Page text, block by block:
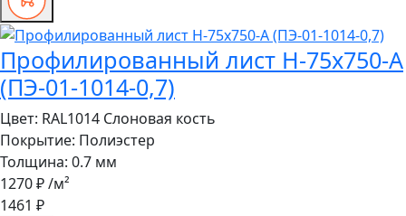
Профилированный лист Н-75x750-A
(ПЭ-01-1014-0,7)
Цвет: RAL1014 Слоновая кость
Покрытие: Полиэстер
Толщина: 0.7 мм
1270 ₽/м²
1461 ₽